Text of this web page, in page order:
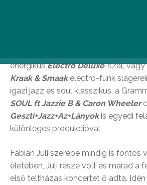
energikusElectro Deluxe-szal, vagy
Kraak & Smaakelectro-funk
igazi jazz és soul klasszikus, a
SOUL ft Jazzie B & Caron Wheeler
Geszti+Jazz+Az+Lányok is egyedi
különleges produkcióval.
Fábián Juli szerepe mindig is fontos
életében, Juli része volt és marad a
első teltházas koncertet ő adta.